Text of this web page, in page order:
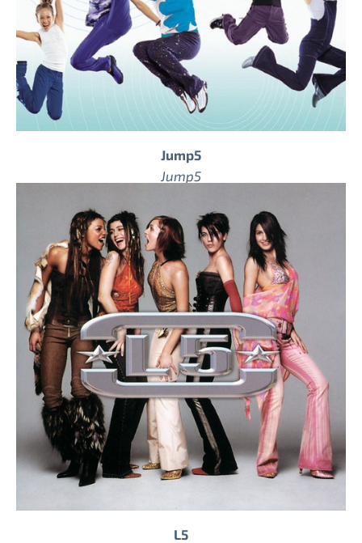
Jump5
Jump5
L5